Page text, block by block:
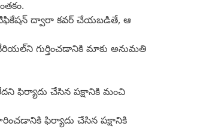
ద్వారా కవర్ చేయబడితే, ఆ
గుర్తించడానికి మాకు అనుమతి
ఫిర్యాదు చేసిన పక్షానికి మంచి
ఫిర్యాదు చేసిన పక్షానికి